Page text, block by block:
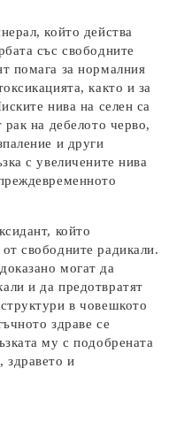
който действа
със свободните
помага за нормалния
както и за
нива на селен са
на дебелото черво,
и други
с увеличените нива
който
свободните радикали.
могат да
и да предотвратят
в човешкото
здраве се
му с подобрената
здравето и